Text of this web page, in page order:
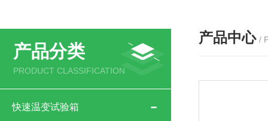
产品分类
PRODUCT CLASSIFICATION
快速温变试验箱
产品中心 /